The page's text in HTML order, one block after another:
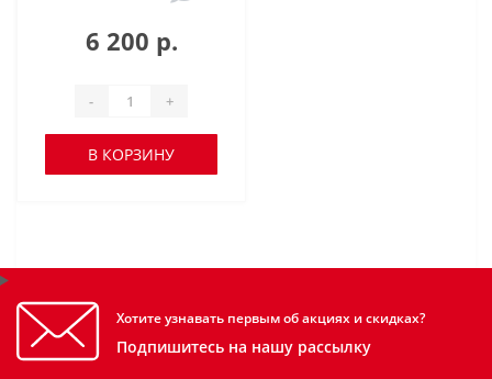
6 200 р.
- +
В КОРЗИНУ
Хотите узнавать первым об акциях и скидках?
Подпишитесь на нашу рассылку